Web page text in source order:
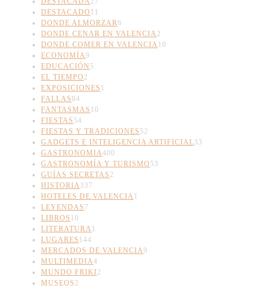
DESTACADO 11
DONDE ALMORZAR6
DONDE CENAR EN VALENCIA 2
DONDE COMER EN VALENCIA 10
ECONOMÍA9
EDUCACIÓN 5
EL TIEMPO 2
EXPOSICIONES 1
FALLAS84
FANTASMAS 10
FIESTAS 54
FIESTAS Y TRADICIONES 52
GADGETS E INTELIGENCIA ARTIFICIAL33
GASTRONOMIA400
GASTRONOMÍA Y TURISMO 53
GUÍAS SECRETAS 2
HISTORIA 337
HOTELES DE VALENCIA 1
LEYENDAS 7
LIBROS 10
LITERATURA 1
LUGARES 144
MERCADOS DE VALENCIA9
MULTIMEDIA4
MUNDO FRIKI2
MUSEOS 2